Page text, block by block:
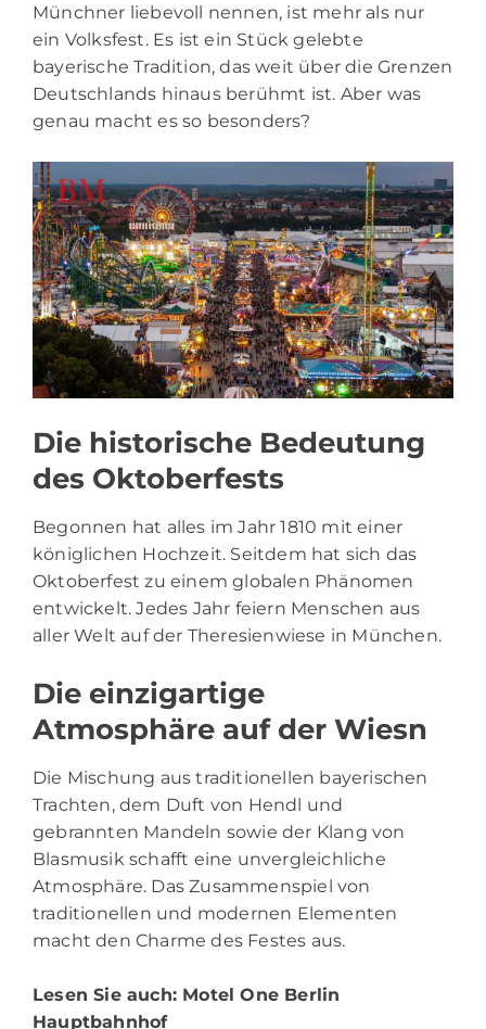
Münchner liebevoll nennen, ist mehr als nur
ein Volksfest. Es ist ein Stück gelebte
bayerische Tradition, das weit über die Grenzen
Deutschlands hinaus berühmt ist. Aber was
genau macht es so besonders?
Die historische Bedeutung
des Oktoberfests
Begonnen hat alles im Jahr 1810 mit einer
königlichen Hochzeit. Seitdem hat sich das
Oktoberfest zu einem globalen Phänomen
entwickelt. Jedes Jahr feiern Menschen aus
aller Welt auf der Theresienwiese in München.
Die einzigartige
Atmosphäre auf der Wiesn
Die Mischung aus traditionellen bayerischen
Trachten, dem Duft von Hendl und
gebrannten Mandeln sowie der Klang von
Blasmusik schafft eine unvergleichliche
Atmosphäre. Das Zusammenspiel von
traditionellen und modernen Elementen
macht den Charme des Festes aus.
Lesen Sie auch: Motel One Berlin
Hauptbahnhof